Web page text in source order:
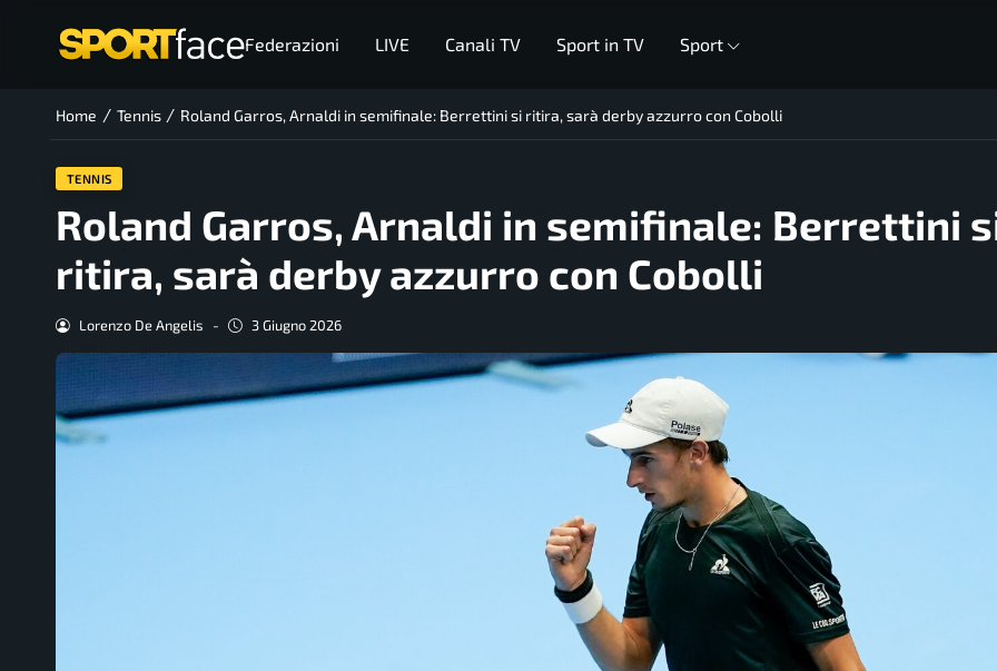
Federazioni LIVE Canali TV Sport in TV Sport
Home / Tennis / Roland Garros, Arnaldi in semifinale: Berrettini si ritira, sarà derby azzurro con Cobolli
TENNIS
Roland Garros, Arnaldi in semifinale: Berrettini
ritira, sarà derby azzurro con Cobolli
Lorenzo De Angelis - 3 Giugno 2026